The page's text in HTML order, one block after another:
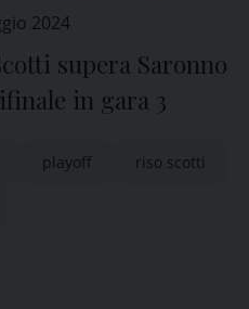
2024
supera Saronno
in gara 3
playoff riso scotti